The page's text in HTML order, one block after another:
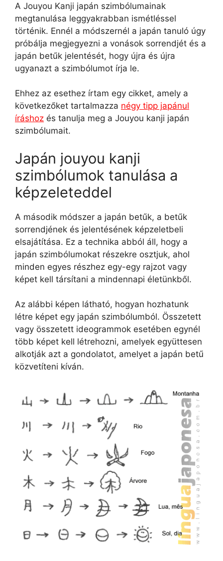
A Jouyou Kanji japán szimbólumainak
megtanulása leggyakrabban ismétléssel
történik. Ennél a módszernél a japán tanuló úgy
próbálja megjegyezni a vonások sorrendjét és a
japán betűk jelentését, hogy újra és újra
ugyanazt a szimbólumot írja le.
Ehhez az esethez írtam egy cikket, amely a
következőket tartalmazza négy tipp japánul
íráshoz és tanulja meg a Jouyou kanji japán
szimbólumait.
Japán jouyou kanji
szimbólumok tanulása a
képzeleteddel
A második módszer a japán betűk, a betűk
sorrendjének és jelentésének képzeletbeli
elsajátítása. Ez a technika abból áll, hogy a
japán szimbólumokat részekre osztjuk, ahol
minden egyes részhez egy-egy rajzot vagy
képet kell társítani a mindennapi életünkből.
Az alábbi képen látható, hogyan hozhatunk
létre képet egy japán szimbólumból. Összetett
vagy összetett ideogrammok esetében egynél
több képet kell létrehozni, amelyek együttesen
alkotják azt a gondolatot, amelyet a japán betű
közvetíteni kíván.